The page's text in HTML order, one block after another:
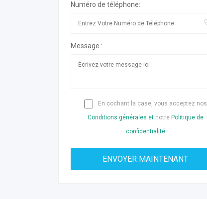
Numéro de téléphone:
Message :
En cochant la case, vous acceptez nos
Conditions générales etnotre Politique de
confidentialité